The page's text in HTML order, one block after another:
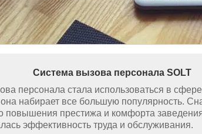
Система вызова персонала SOLT
персонала стала использоваться в
набирает все большую популярность.
повышения престижа и комфорта
эффективность труда и обслуживания.